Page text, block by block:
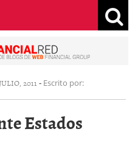
2011- Escrito por:
Estados